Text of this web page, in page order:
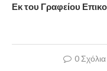
Εκ του Γραφείου
0 Σχόλια